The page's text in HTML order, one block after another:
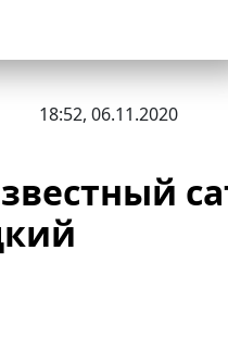
18:52, 06.11.2020